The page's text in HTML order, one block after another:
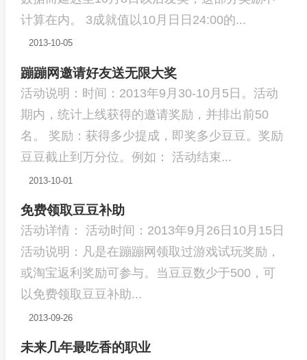
计算在内。 3成就值以10月日日24:00的...
2013-10-05
蹦蹦网邀请好友送无限大奖
活动说明：时间：2013年9月30-10月5日。活动
期内，统计上线获得的邀请奖励，并排出前50
名。 奖励：获得多少提成，即奖多少豆豆。奖励
豆豆截止到万分位。例如： 活动结束...
2013-10-01
免费领取豆豆补助
活动详情： 活动时间：2013年9月26日10月15日
活动说明：凡是在蹦蹦网领取过游戏试玩奖励，
或淘宝返利奖励可参与。当豆豆数少于500，可
以免费领取豆豆补助...
2013-09-26
未来几年最吃香的职业